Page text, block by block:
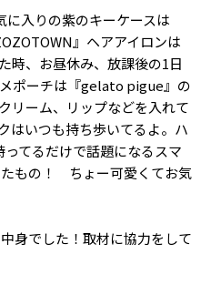
に入りの紫のキーケースは
』ヘアアイロンは
時、お昼休み、放課後の1日
ポーチは『gelato pigue』の
リーム、リップなどを入れて
はいつも持ち歩いてるよ。ハ
てるだけで話題になるスマ
もの！ ちょー可愛くてお気
身でした！取材に協力をして